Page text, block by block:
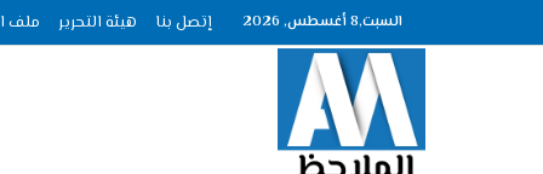
السبت,8 أغسطس, 2026 إتصل بنا هيئة التحرير ملف